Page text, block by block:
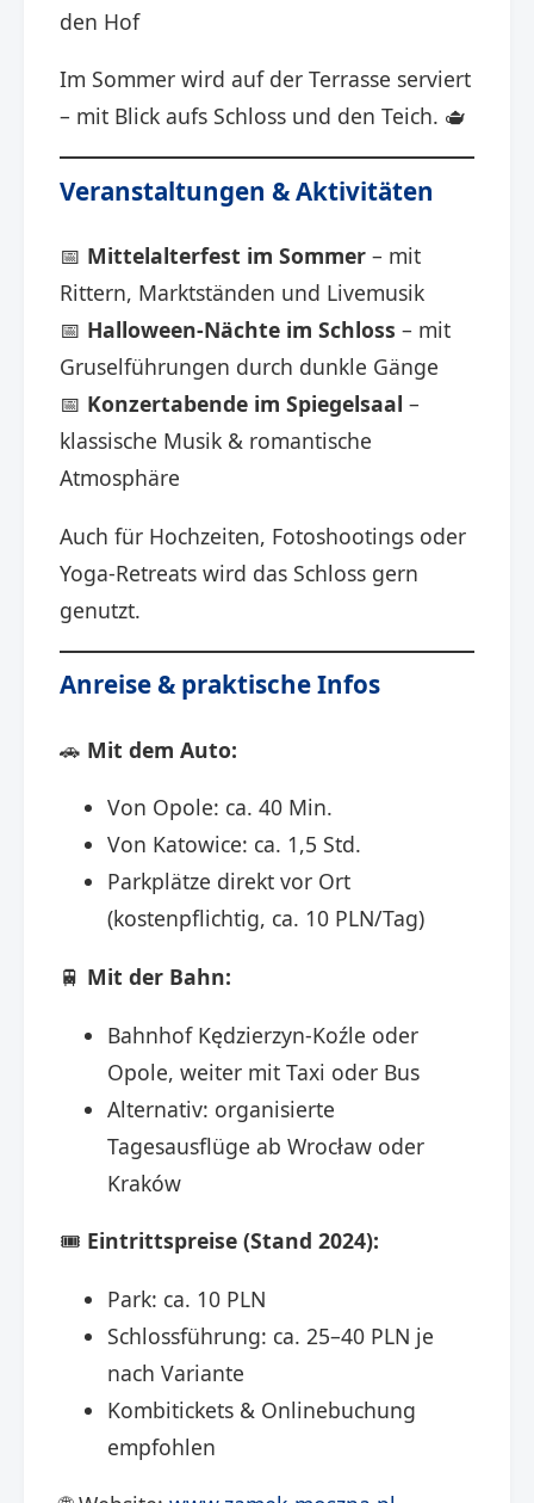
den Hof
Im Sommer wird auf der Terrasse serviert
– mit Blick aufs Schloss und den Teich. 🫖
Veranstaltungen & Aktivitäten
📅 Mittelalterfest im Sommer – mit
Rittern, Marktständen und Livemusik
📅 Halloween-Nächte im Schloss – mit
Gruselführungen durch dunkle Gänge
📅 Konzertabende im Spiegelsaal –
klassische Musik & romantische
Atmosphäre
Auch für Hochzeiten, Fotoshootings oder
Yoga-Retreats wird das Schloss gern
genutzt.
Anreise & praktische Infos
🚗 Mit dem Auto:
Von Opole: ca. 40 Min.
Von Katowice: ca. 1,5 Std.
Parkplätze direkt vor Ort
(kostenpflichtig, ca. 10 PLN/Tag)
🚆 Mit der Bahn:
Bahnhof Kędzierzyn-Koźle oder
Opole, weiter mit Taxi oder Bus
Alternativ: organisierte
Tagesausflüge ab Wrocław oder
Kraków
🎟️ Eintrittspreise (Stand 2024):
Park: ca. 10 PLN
Schlossführung: ca. 25–40 PLN je
nach Variante
Kombitickets & Onlinebuchung
empfohlen